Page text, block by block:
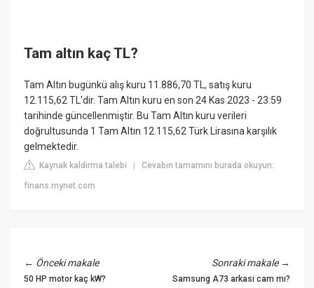
Tam altın kaç TL?
Tam Altın bugünkü alış kuru 11.886,70 TL, satış kuru
12.115,62 TL'dir. Tam Altın kuru en son 24 Kas 2023 - 23:59
tarihinde güncellenmiştir. Bu Tam Altın kuru verileri
doğrultusunda 1 Tam Altın 12.115,62 Türk Lirasına karşılık
gelmektedir.
Kaynak kaldırma talebi |Cevabın tamamını burada okuyun:
finans.mynet.com
← Önceki makale
50 HP motor kaç kW?
Sonraki makale→
Samsung A73 arkası cam mı?